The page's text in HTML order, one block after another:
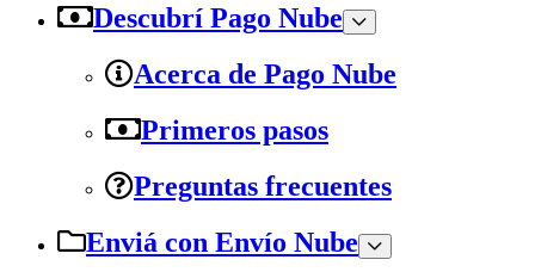
Descubrí Pago Nube
Acerca de Pago Nube
Primeros pasos
Preguntas frecuentes
Enviá con Envío Nube